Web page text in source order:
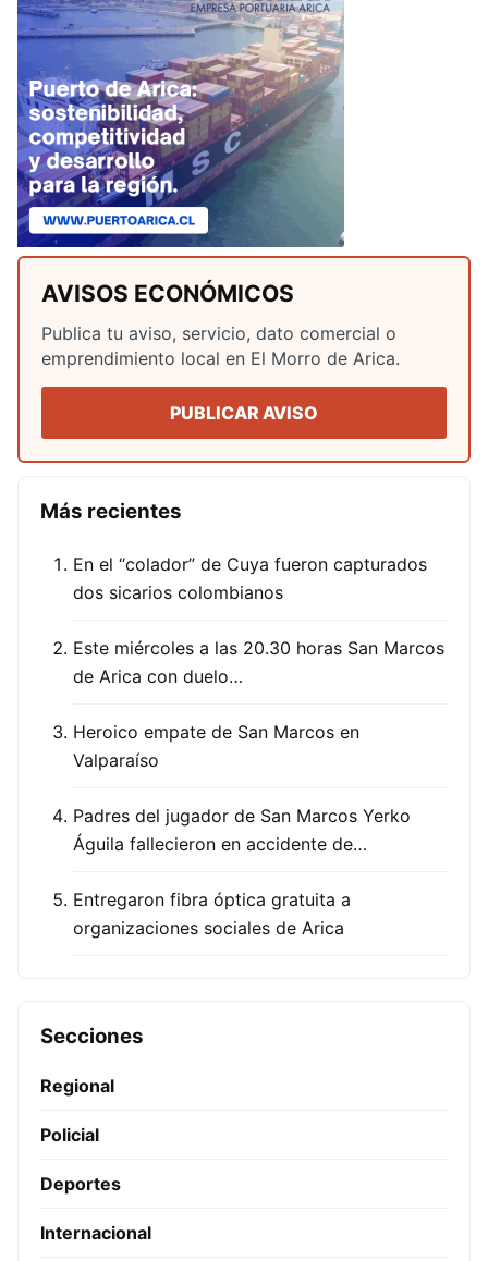
AVISOS ECONÓMICOS
Publica tu aviso, servicio, dato comercial o
emprendimiento local en El Morro de Arica.
PUBLICAR AVISO
Más recientes
En el “colador” de Cuya fueron capturados
dos sicarios colombianos
Este miércoles a las 20.30 horas San Marcos
de Arica con duelo…
Heroico empate de San Marcos en
Valparaíso
Padres del jugador de San Marcos Yerko
Águila fallecieron en accidente de…
Entregaron fibra óptica gratuita a
organizaciones sociales de Arica
Secciones
Regional
Policial
Deportes
Internacional